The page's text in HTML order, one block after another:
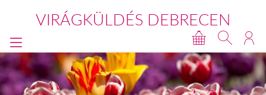
VIRÁGKÜLDÉS DEBRECEN